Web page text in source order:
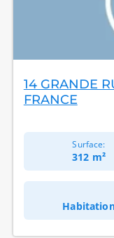
14 GRANDE
FRANCE
Surface:
312 m²